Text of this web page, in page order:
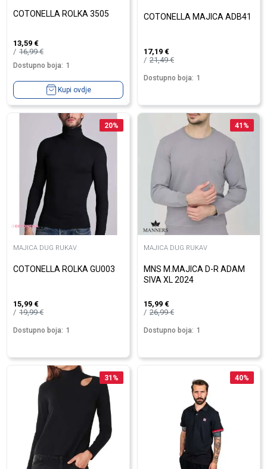
COTONELLA ROLKA 3505
13,59 €
16,99€
Dostupno boja: 1
Kupi ovdje
COTONELLA MAJICA ADB41
17,19 €
21,49€
Dostupno boja: 1
20%
MAJICA DUG RUKAV
COTONELLA ROLKA GU003
15,99 €
19,99€
Dostupno boja: 1
41 %
MAJICA DUG RUKAV
MNS M.MAJICA D-R ADAM
SIVA XL 2024
15,99 €
26,99€
Dostupno boja: 1
31 % 40%